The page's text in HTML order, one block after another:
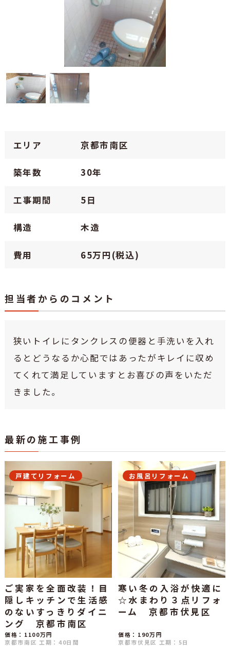
エリア 京都市南区
築年数 30年
工事期間 5日
構造 木造
費用 65万円(税込)
担当者からのコメント
狭いトイレにタンクレスの便器と手洗いを入れ
るとどうなるか心配ではあったがキレイに収め
てくれて満足していますとお喜びの声をいただ
きました。
最新の施工事例
戸建てリフォーム
ご実家を全面改装！目
隠しキッチンで生活感
のないすっきりダイニ
ング 京都市南区
価格：1100万円
京都市南区 工期：40日間
お風呂リフォーム
寒い冬の入浴が快適に
☆水まわり３点リフォ
ーム 京都市伏見区
価格：190万円
京都市伏見区 工期：5日